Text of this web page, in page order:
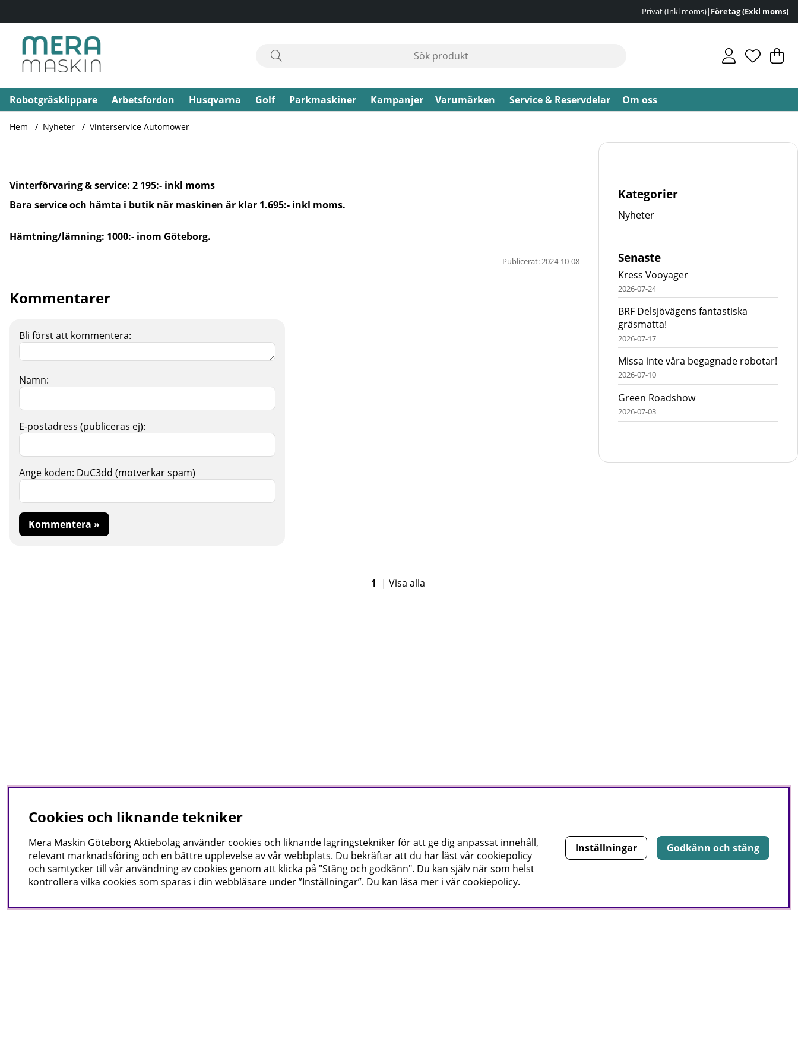
Privat (Inkl moms)| Företag (Exkl moms)
.
Robotgräsklippare Arbetsfordon Husqvarna Golf Parkmaskiner Kampanjer Varumärken Service & Reservdelar Om oss
Hem Nyheter Vinterservice Automower
Vinterförvaring & service: 2 195:- inkl moms
Bara service och hämta i butik när maskinen är klar 1.695:- inkl moms.
Hämtning/lämning: 1000:- inom Göteborg.
Publicerat: 2024-10-08
Kommentarer
Bli först att kommentera:
Namn:
E-postadress (publiceras ej):
Ange koden: DuC3dd (motverkar spam)
Kommentera »
Kategorier
Nyheter
Senaste
Kress Vooyager
2026-07-24
BRF Delsjövägens fantastiska
gräsmatta!
2026-07-17
Missa inte våra begagnade robotar!
2026-07-10
Green Roadshow
2026-07-03
1 | Visa alla
Cookies och liknande tekniker
Mera Maskin Göteborg Aktiebolaganvänder cookies och liknande lagringstekniker för att ge dig anpassat innehåll,
relevant marknadsföring och en bättre upplevelse av vår webbplats. Du bekräftar att du har läst vår cookiepolicy
och samtycker till vår användning av cookies genom att klicka på "Stäng och godkänn". Du kan själv när som helst
kontrollera vilka cookies som sparas i din webbläsare under ”Inställningar”. Du kan läsa mer i vår cookiepolicy.
Inställningar Godkänn och stäng